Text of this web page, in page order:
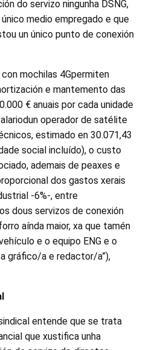
do servizo ningunha DSNG,
medio empregado e que
un único punto de conexión
mochilas 4Gpermiten
e mantemento das
€ anuais por cada unidade
operador de satélite
estimado en 30.071,43
social incluído), o custo
ademais de peaxes e
dos gastos xerais
-6%-, entre
dous servizos de conexión
aínda maior, xa que tamén
e o equipo ENG e o
gráfico/a e redactor/a”),
entende que se trata
que xustifica unha